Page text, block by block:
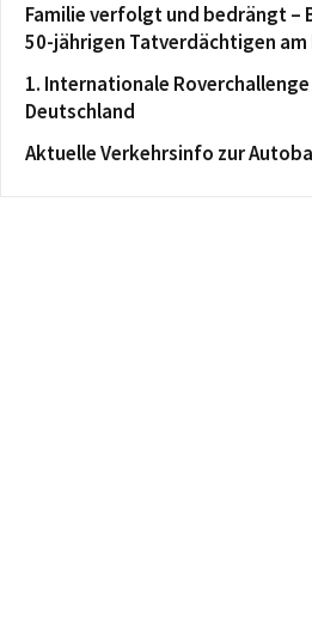
Familie verfolgt und bedrängt –
50-jährigen Tatverdächtigen
1. Internationale
Deutschland
Aktuelle Verkehrsinfo zur